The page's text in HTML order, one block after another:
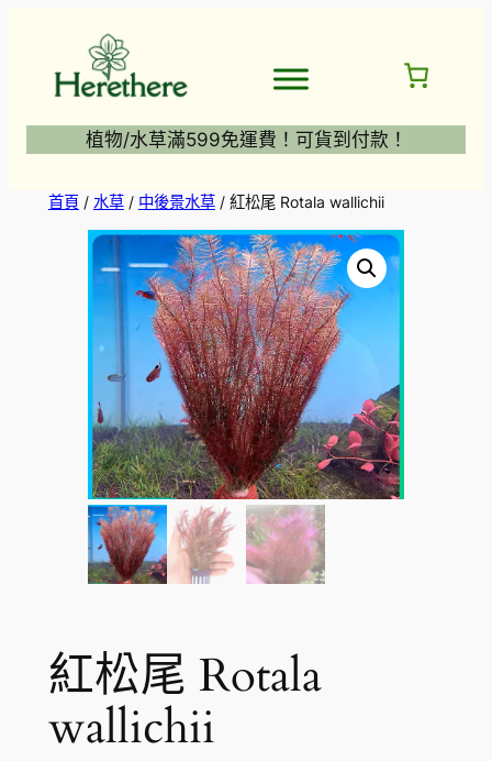
植物/水草滿599免運費！可貨到付款！
首頁/ 水草/ 中後景水草/ 紅松尾 Rotala wallichii
紅松尾 Rotala
wallichii